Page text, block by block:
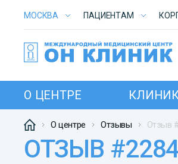
МОСКВА ПАЦИЕНТАМ
О ЦЕНТРЕ
О центре Отзывы Отзыв
ОТЗЫВ